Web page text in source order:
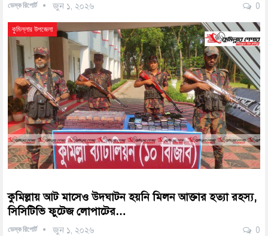
ডেস্ক রিপোর্ট জুন ১, ২০২৬ 0
কুমিল্লার উপজেলা
কুমিল্লায় আট মাসেও উদ্ঘাটন হয়নি মিলন আক্তার হত্যা রহস্য,
সিসিটিভি ফুটেজ লোপাটের…
ডেস্ক রিপোর্ট জুন ১, ২০২৬ 0